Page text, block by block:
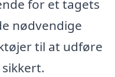
for et tagets
nødvendige
til at udføre